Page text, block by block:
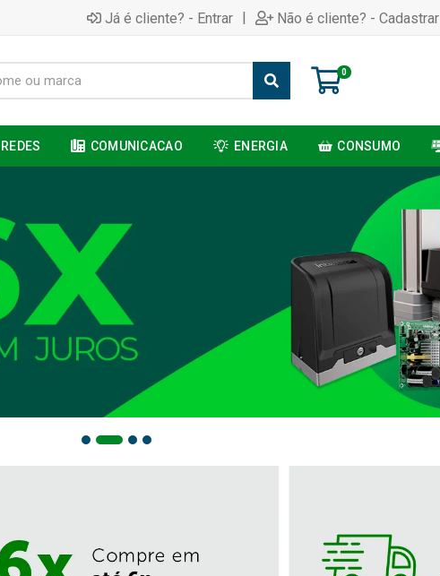
Já é cliente? - Entrar | Não é cliente? - Cadastrar
0
REDES COMUNICACAO ENERGIA CONSUMO